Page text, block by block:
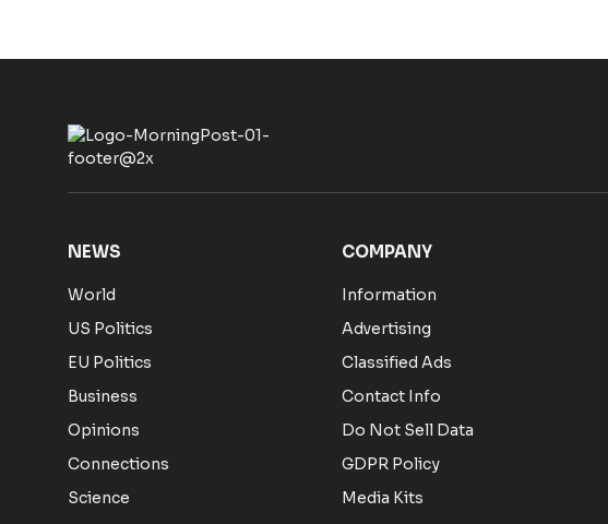
NEWS
World
US Politics
EU Politics
Business
Opinions
Connections
Science
COMPANY
Information
Advertising
Classified Ads
Contact Info
Do Not Sell Data
GDPR Policy
Media Kits